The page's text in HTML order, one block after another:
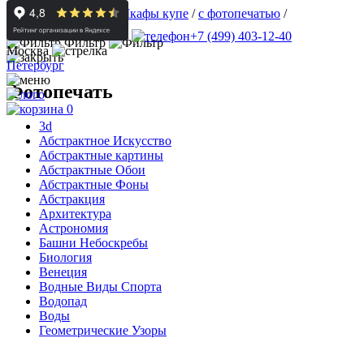
+7 (499) 403-12-40
Москва
Петербург
0
Корпусная мебель /Шкафы купе /с фотопечатью /
Инфраструктура
Фильтр
Фотопечать
3d
Абстрактное Искусство
Абстрактные картины
Абстрактные Обои
Абстрактные Фоны
Абстракция
Архитектура
Астрономия
Башни Небоскребы
Биология
Венеция
Водные Виды Спорта
Водопад
Воды
Геометрические Узоры